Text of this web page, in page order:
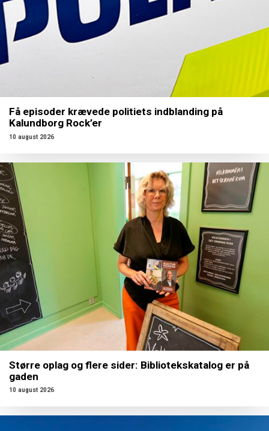
Få episoder krævede politiets indblanding på
Kalundborg Rock’er
10 august 2026
Større oplag og flere sider: Bibliotekskatalog er på
gaden
10 august 2026